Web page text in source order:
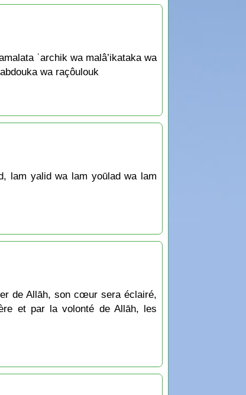
ʿarchik wa malâ’ikataka wa
wa raçôulouk
lam yalid wa lam yoūlad wa lam
de Allāh, son cœur sera éclairé,
et par la volonté de Allāh, les